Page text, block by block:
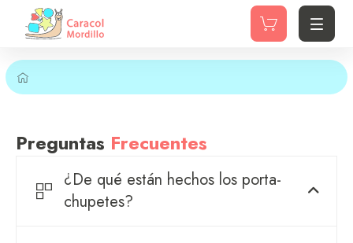
Preguntas Frecuentes
¿De qué están hechos los porta­
chupetes?